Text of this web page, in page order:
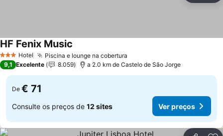
3 EstrelasHotel Piscina e lounge na cobertura
HF Fenix Music
9,1 Excelente 8.059 a 2.0 km de Castelo de São Jorge
De € 71
Consulte os preços de 12 sites Ver preços